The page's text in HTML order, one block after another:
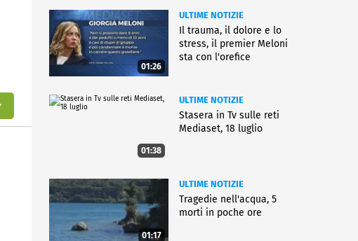
01:26
ULTIME NOTIZIE
Il trauma, il dolore e lo
stress, il premier Meloni
sta con l'orefice
01:38
ULTIME NOTIZIE
Stasera in Tv sulle reti
Mediaset, 18 luglio
01:17
ULTIME NOTIZIE
Tragedie nell'acqua, 5
morti in poche ore